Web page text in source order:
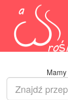
Mamy